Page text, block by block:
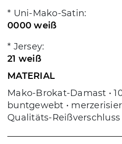
* Uni-Mako-Satin:
0000 weiß
* Jersey:
21 weiß
MATERIAL
Mako-Brokat-Damast •
buntgewebt •
Qualitäts-Reißverschluss